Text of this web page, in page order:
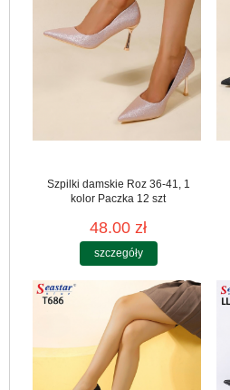
Szpilki damskie Roz 36-41, 1
kolor Paczka 12 szt
48.00 zł
szczegóły